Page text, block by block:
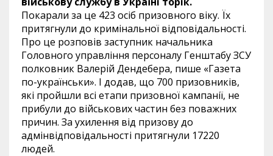
Покарали за це 423 осіб призовного віку. Їх
притягнули до кримінальної відповідальності.
Про це розповів заступник начальника
Головного управління персоналу Генштабу ЗСУ
полковник Валерій Дендебера, пише «Газета
по-українськи». І додав, що 700 призовників,
які пройшли всі етапи призовної кампанії, не
прибули до військових частин без поважних
причин. За ухилення від призову до
адмінвідповідальності притягнули 17220
людей.